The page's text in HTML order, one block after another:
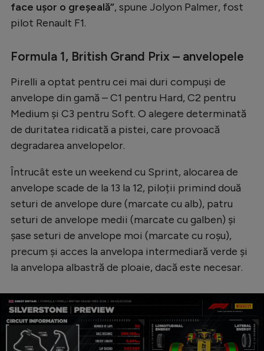
face ușor o greșeală”, spune Jolyon Palmer, fost
pilot Renault F1.
Formula 1, British Grand Prix – anvelopele
Pirelli a optat pentru cei mai duri compuși de
anvelope din gamă – C1 pentru Hard, C2 pentru
Medium și C3 pentru Soft. O alegere determinată
de duritatea ridicată a pistei, care provoacă
degradarea anvelopelor.
Întrucât este un weekend cu Sprint, alocarea de
anvelope scade de la 13 la 12, piloții primind două
seturi de anvelope dure (marcate cu alb), patru
seturi de anvelope medii (marcate cu galben) și
șase seturi de anvelope moi (marcate cu roșu),
precum și acces la anvelopa intermediară verde și
la anvelopa albastră de ploaie, dacă este necesar.